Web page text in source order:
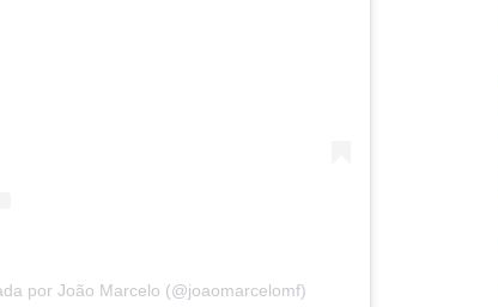
por João Marcelo (@joaomarcelomf)